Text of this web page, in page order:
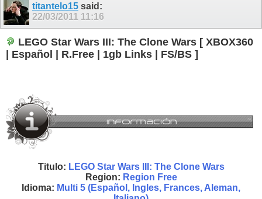
titantelo15 said:
22/03/2011 11:16
LEGO Star Wars III: The Clone Wars [ XBOX360
| Español | R.Free | 1gb Links | FS/BS ]
Titulo: LEGO Star Wars III: The Clone Wars
Region: Region Free
Idioma: Multi 5 (Español, Ingles, Frances, Aleman,